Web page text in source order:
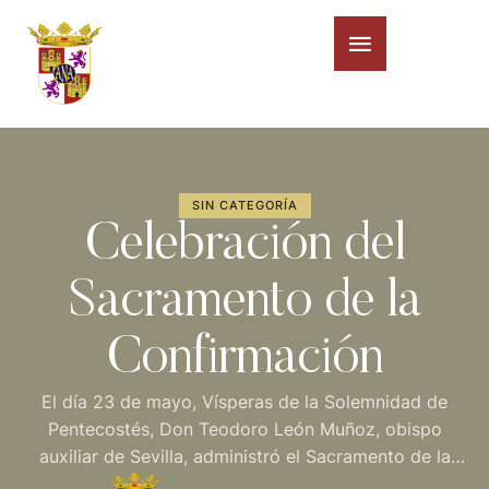
SIN CATEGORÍA
Celebración del
Sacramento de la
Confirmación
El día 23 de mayo, Vísperas de la Solemnidad de
Pentecostés, Don Teodoro León Muñoz, obispo
auxiliar de Sevilla, administró el Sacramento de la
Confirmación en nuestra Real Parroquia. Veintisiete